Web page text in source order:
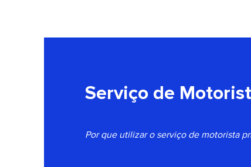
Serviço de
Por que utilizar o serviço de motorista